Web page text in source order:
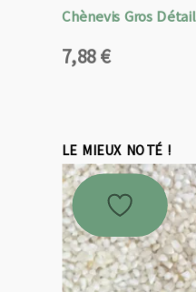
Chènevis Gros Détail
7,88€
LE MIEUX NOTÉ !